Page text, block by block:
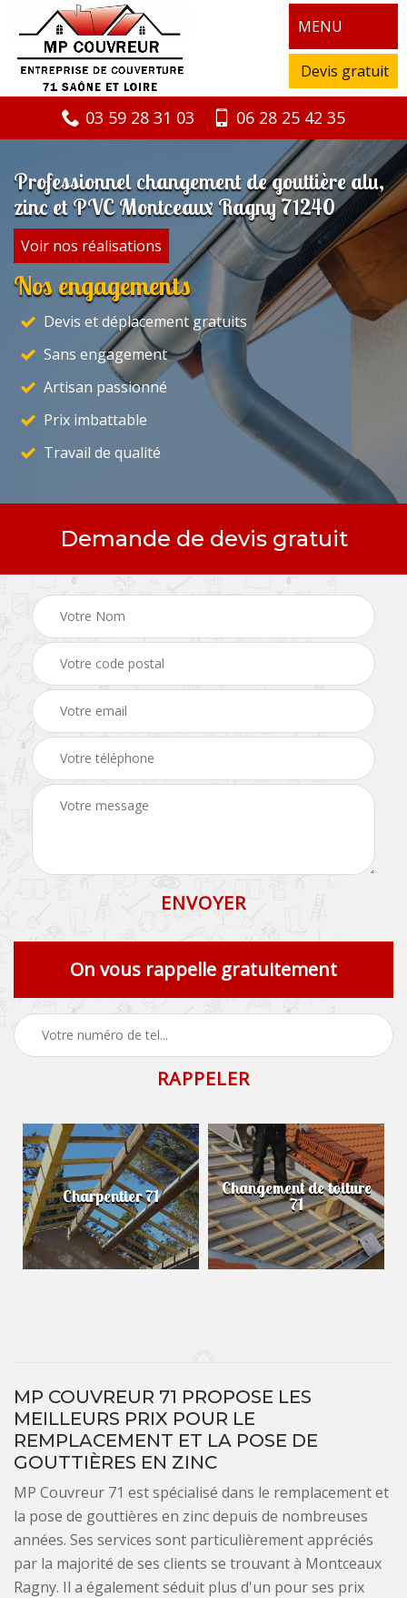
MENU
Devis gratuit
03 59 28 31 03 06 28 25 42 35
Professionnel changement de gouttière alu,
zinc et PVC Montceaux Ragny 71240
Voir nos réalisations
Nos engagements
Devis et déplacement gratuits
Sans engagement
Artisan passionné
Prix imbattable
Travail de qualité
Demande de devis gratuit
On vous rappelle gratuitement
Charpentier 71 Changement de toiture
71
MP COUVREUR 71 PROPOSE LES
MEILLEURS PRIX POUR LE
REMPLACEMENT ET LA POSE DE
GOUTTIÈRES EN ZINC
MP Couvreur 71 est spécialisé dans le remplacement et
la pose de gouttières en zinc depuis de nombreuses
années. Ses services sont particulièrement appréciés
par la majorité de ses clients se trouvant à Montceaux
Ragny. Il a également séduit plus d'un pour ses prix